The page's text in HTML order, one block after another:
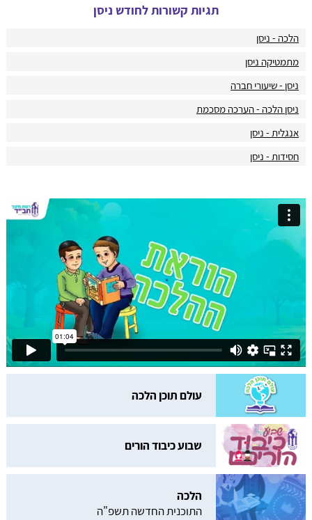
תגיות קשורות לחודש ניסן
הלכה - ניסן
מתמטיקה ניסן
ניסן - שיעורי חברה
ניסן הלכה - הערכה מסכמת
אנגלית - ניסן
חסידות - ניסן
עולם תוכן הלכה
שבוע כיבוד הורים
הלכה
התוכנית החדשה תשפ"ה